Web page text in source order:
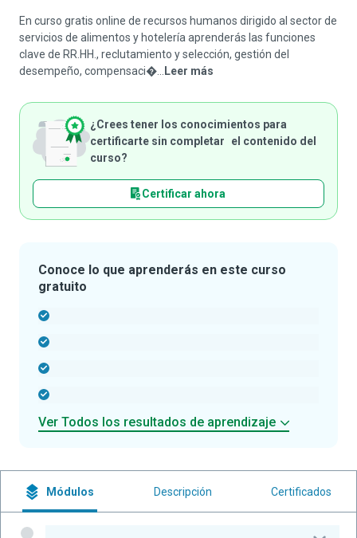
En curso gratis online de recursos humanos dirigido al sector de
servicios de alimentos y hotelería aprenderás las funciones
clave de RR.HH., reclutamiento y selección, gestión del
desempeño, compensaci�...
Leer más
¿Crees tener los conocimientos para
certificarte sin completar el contenido del
curso?
Certificar ahora
Conoce lo que aprenderás en este curso
gratuito
Ver Todos los resultados de aprendizaje
Módulos Descripción Certificados